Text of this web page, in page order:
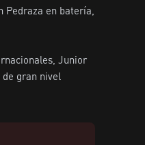
Pedraza en batería,
Junior
gran nivel